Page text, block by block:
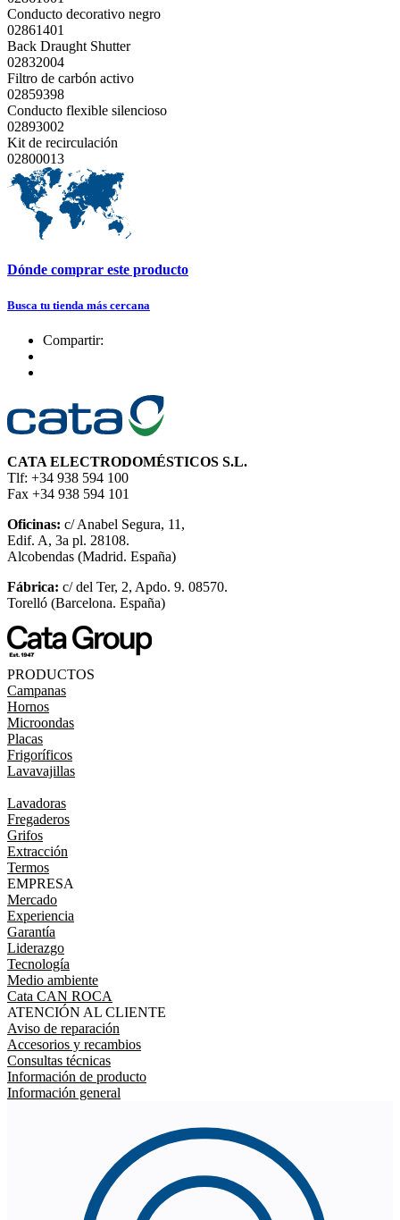
Conducto decorativo negro
02861401
Back Draught Shutter
02832004
Filtro de carbón activo
02859398
Conducto flexible silencioso
02893002
Kit de recirculación
02800013
Dónde comprar este producto
Busca tu tienda más cercana
Compartir:
CATA ELECTRODOMÉSTICOS S.L.
Tlf: +34 938 594 100
Fax +34 938 594 101
Oficinas: c/ Anabel Segura, 11,
Edif. A, 3a pl. 28108.
Alcobendas (Madrid. España)
Fábrica: c/ del Ter, 2, Apdo. 9. 08570.
Torelló (Barcelona. España)
PRODUCTOS
Campanas
Hornos
Microondas
Placas
Frigoríficos
Lavavajillas
Lavadoras
Fregaderos
Grifos
Extracción
Termos
EMPRESA
Mercado
Experiencia
Garantía
Liderazgo
Tecnología
Medio ambiente
Cata CAN ROCA
ATENCIÓN AL CLIENTE
Aviso de reparación
Accesorios y recambios
Consultas técnicas
Información de producto
Información general